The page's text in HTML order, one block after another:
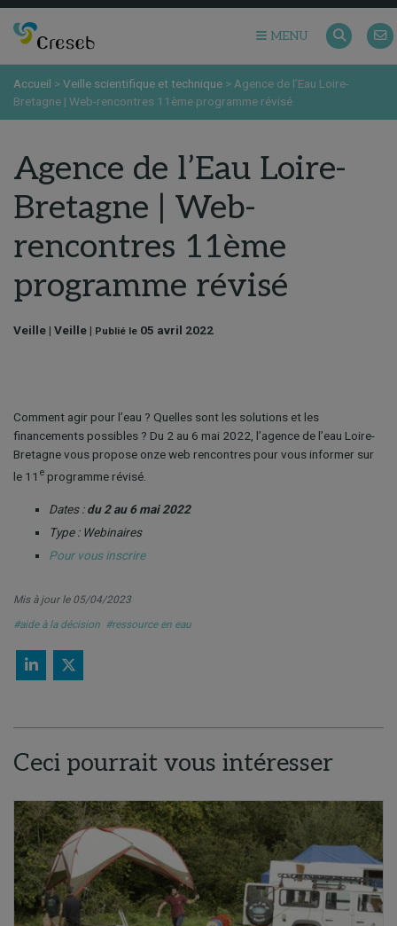
MENU
Accueil >Veille scientifique et technique >Agence de l’Eau Loire-
Bretagne | Web-rencontres 11ème programme révisé
Agence de l’Eau Loire-
Bretagne | Web-
rencontres 11ème
programme révisé
Veille | Veille | Publié le 05 avril 2022
Comment agir pour l’eau ? Quelles sont les solutions et les
financements possibles ? Du 2 au 6 mai 2022, l’agence de l’eau Loire-
Bretagne vous propose onze web rencontres pour vous informer sur
le 11 e programme révisé.
Dates :du 2 au 6 mai 2022
Type : Webinaires
Pour vous inscrire
Mis à jour le 05/04/2023
#aide à la décision #ressource en eau
Ceci pourrait vous intéresser